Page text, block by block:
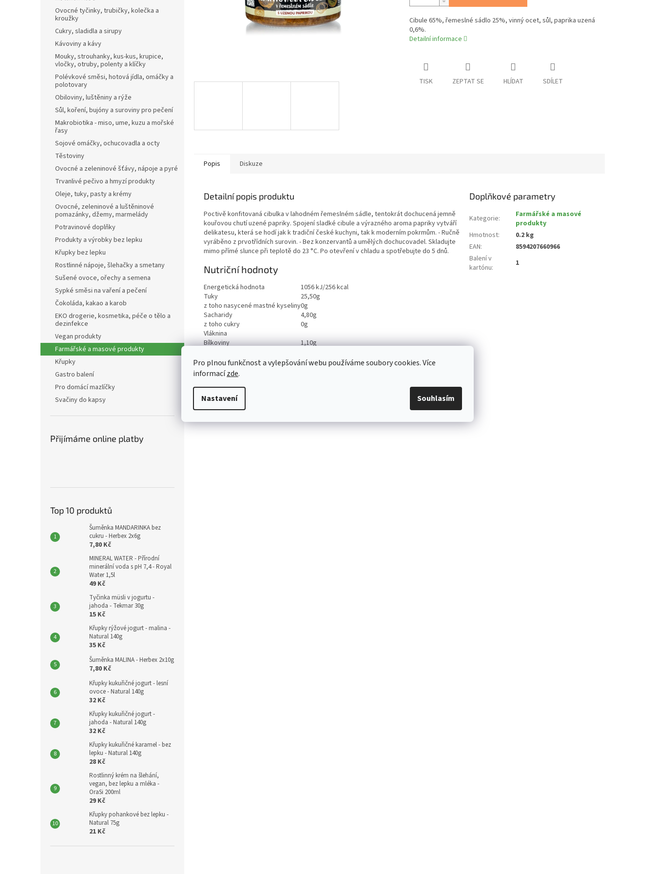
Pro plnou funkčnost a vylepšování webu používáme soubory cookies. Více
informacízde.
Nastavení Souhlasím
Ovocné tyčinky, trubičky, kolečka a
kroužky
Cukry, sladidla a sirupy
Kávoviny a kávy
Mouky, strouhanky, kus-kus, krupice,
vločky, otruby, polenty a klíčky
Polévkové směsi, hotová jídla, omáčky a
polotovary
Obiloviny, luštěniny a rýže
Sůl, koření, bujóny a suroviny pro pečení
Makrobiotika - miso, ume, kuzu a mořské
řasy
Sojové omáčky, ochucovadla a octy
Těstoviny
Ovocné a zeleninové šťávy, nápoje a pyré
Trvanlivé pečivo a hmyzí produkty
Oleje, tuky, pasty a krémy
Ovocné, zeleninové a luštěninové
pomazánky, džemy, marmelády
Potravinové doplňky
Produkty a výrobky bez lepku
Křupky bez lepku
Rostlinné nápoje, šlehačky a smetany
Sušené ovoce, ořechy a semena
Sypké směsi na vaření a pečení
Čokoláda, kakao a karob
EKO drogerie, kosmetika, péče o tělo a
dezinfekce
Vegan produkty
Farmářské a masové produkty
Křupky
Gastro balení
Pro domácí mazlíčky
Svačiny do kapsy
Přijímáme online platby
Top 10 produktů
Šuměnka MANDARINKA bez
cukru - Herbex 2x6g
7,80 Kč
MINERAL WATER - Přírodní
minerální voda s pH 7,4 - Royal
Water 1,5l
49 Kč
Tyčinka müsli v jogurtu -
jahoda - Tekmar 30g
15 Kč
Křupky rýžové jogurt - malina -
Natural 140g
35 Kč
Šuměnka MALINA - Herbex 2x10g
7,80 Kč
Křupky kukuřičné jogurt - lesní
ovoce - Natural 140g
32 Kč
Křupky kukuřičné jogurt -
jahoda - Natural 140g
32 Kč
Křupky kukuřičné karamel - bez
lepku - Natural 140g
28 Kč
Rostlinný krém na šlehání,
vegan, bez lepku a mléka -
OraSi 200ml
29 Kč
Křupky pohankové bez lepku -
Natural 75g
21 Kč
Cibule 65%, řemeslné sádlo 25%, vinný ocet, sůl, paprika uzená
0,6%.
Detailní informace
TISK ZEPTAT SE HLÍDAT SDÍLET
Popis Diskuze
Detailní popis produktu
Poctivě konfitovaná cibulka v lahodném řemeslném sádle, tentokrát dochucená jemně
kouřovou chutí uzené papriky. Spojení sladké cibule a výrazného aroma papriky vytváří
delikatesu, která se hodí jak k tradiční české kuchyni, tak k moderním pokrmům. - Ručně
vyráběno z prvotřídních surovin. - Bez konzervantů a umělých dochucovadel. Skladujte
mimo přímé slunce při teplotě do 23 °C. Po otevření v chladu a spotřebujte do 5 dnů.
Nutriční hodnoty
Energetická hodnota
1056 kJ/256 kcal
Tuky
25,50g
z toho nasycené mastné kyseliny0g
Sacharidy
4,80g
z toho cukry
0g
Vláknina
Bílkoviny
1,10g
Doplňkové parametry
Kategorie:
Farmářské a masové
produkty
Hmotnost:
0.2 kg
EAN:
8594207660966
Balení v
kartónu: 1